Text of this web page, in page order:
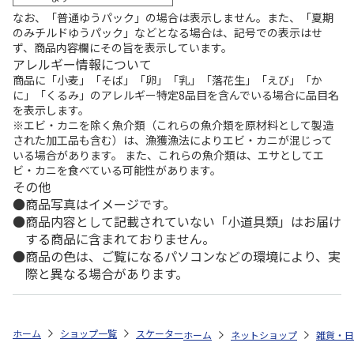
なお、「普通ゆうパック」の場合は表示しません。また、「夏期
のみチルドゆうパック」などとなる場合は、記号での表示はせ
ず、商品内容欄にその旨を表示しています。
アレルギー情報について
商品に「小麦」「そば」「卵」「乳」「落花生」「えび」「か
に」「くるみ」のアレルギー特定8品目を含んでいる場合に品目名
を表示します。
※エビ・カニを除く魚介類（これらの魚介類を原材料として製造
された加工品も含む）は、漁獲漁法によりエビ・カニが混じって
いる場合があります。 また、これらの魚介類は、エサとしてエ
ビ・カニを食べている可能性があります。
その他
商品写真はイメージです。
商品内容として記載されていない「小道具類」はお届け
する商品に含まれておりません。
商品の色は、ご覧になるパソコンなどの環境により、実
際と異なる場合があります。
ホーム ショップ一覧 スケーター 食洗機対応 スライド式トリオセッ
ホーム ネットショップ 雑貨・